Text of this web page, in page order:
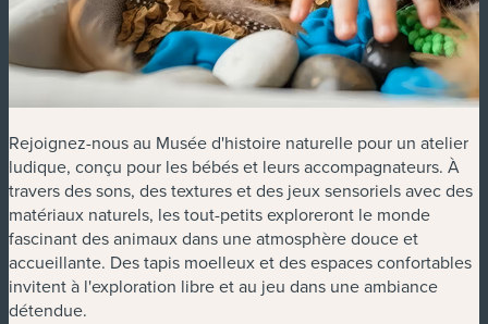
Rejoignez-nous au Musée d'histoire naturelle pour un atelier
ludique, conçu pour les bébés et leurs accompagnateurs. À
travers des sons, des textures et des jeux sensoriels avec des
matériaux naturels, les tout-petits exploreront le monde
fascinant des animaux dans une atmosphère douce et
accueillante. Des tapis moelleux et des espaces confortables
invitent à l'exploration libre et au jeu dans une ambiance
détendue.